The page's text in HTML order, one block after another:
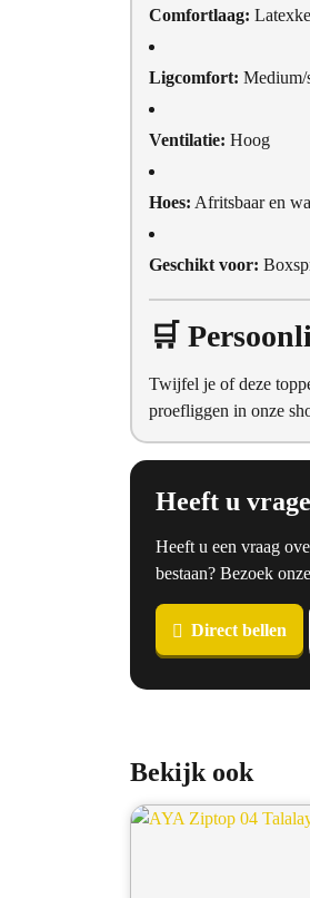
Comfortlaag:
Ligcomfort: Medium/
Ventilatie: Hoog
Hoes: Afritsbaar en
Geschikt voor:
🛒
Twijfel je of deze
proefliggen in onze
Heeft u
Heeft u een vraag
bestaan? Bezoek
Direct bellen
Bekijk ook